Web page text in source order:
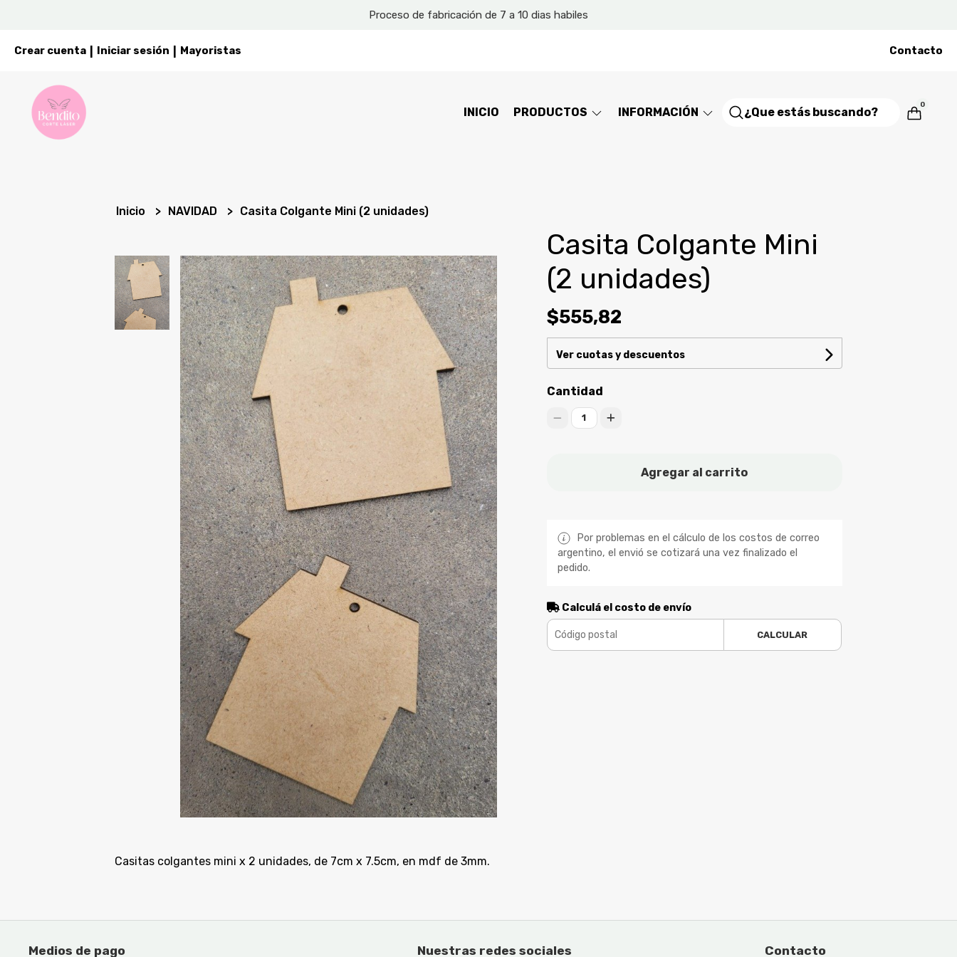
Proceso de fabricación de 7 a 10 dias habiles
Crear cuenta Iniciar sesión Mayoristas Contacto
INICIO PRODUCTOS INFORMACIÓN
0
Inicio NAVIDAD Casita Colgante Mini (2 unidades)
Casitas colgantes mini x 2 unidades, de 7cm x 7.5cm, en mdf de 3mm.
Casita Colgante Mini
(2 unidades)
$555,82
Ver cuotas y descuentos
Cantidad
1
Agregar al carrito
Por problemas en el cálculo de los costos de correo
argentino, el envió se cotizará una vez finalizado el
pedido.
Calculá el costo de envío
CALCULAR
Medios de pago Nuestras redes sociales Contacto